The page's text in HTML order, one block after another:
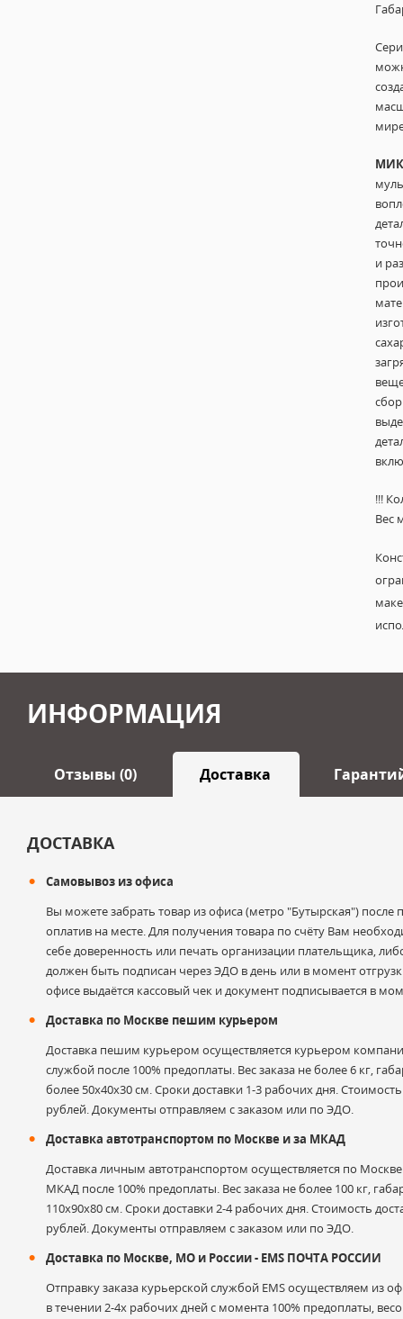
и
!!!
Вес
ИНФОРМАЦИЯ
Отзывы (0) Доставка
Оставить отзыв
Ваше имя
Электронная почта
Оценка
ДОСТАВКА
Самовывоз из офиса
Вы можете забрать товар из офиса (метро "Бутырская") после
оплатив на месте. Для получения товара по счёту Вам
себе доверенность или печать организации плательщика,
должен быть подписан через ЭДО в день или в момент
офисе выдаётся кассовый чек и документ подписывается в
Доставка по Москве пешим курьером
Доставка пешим курьером осуществляется курьером
службой после 100% предоплаты. Вес заказа не более 6 кг,
более 50х40х30 см. Сроки доставки 1-3 рабочих дня.
рублей. Документы отправляем с заказом или по ЭДО.
Доставка автотранспортом по Москве и за МКАД
Доставка личным автотранспортом осуществляется по
МКАД после 100% предоплаты. Вес заказа не более 100 кг,
110х90х80 см. Сроки доставки 2-4 рабочих дня. Стоимость
рублей. Документы отправляем с заказом или по ЭДО.
Доставка по Москве, МО и России - EMS ПОЧТА РОССИИ
Отправку заказа курьерской службой EMS осуществляем из
в течении 2-4х рабочих дней с момента 100% предоплаты,